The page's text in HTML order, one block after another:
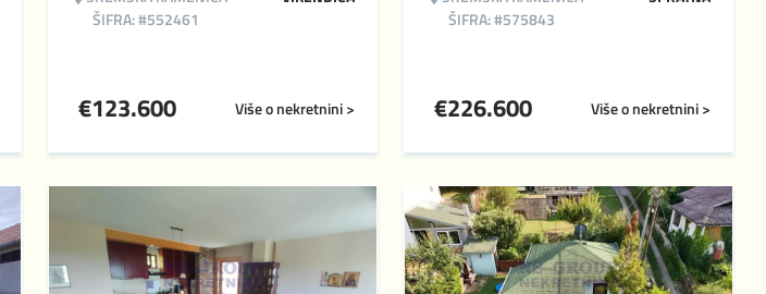
ŠIFRA: #552461
Više o nekretnini >
€123.600
ŠIFRA: #575843
Više o nekretnini >
€226.600